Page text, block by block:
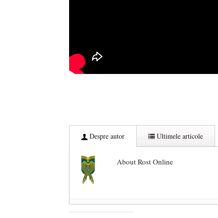
Despre autor Ultimele articole
About Rost Online
Dezvăluiri cutremurătoare despre